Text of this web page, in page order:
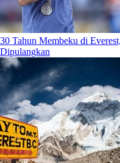
30 Tahun Membeku di
Dipulangkan